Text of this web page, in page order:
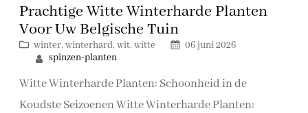
Prachtige Witte Winterharde Planten
Voor Uw Belgische Tuin
winter, winterhard, wit, witte
06 juni 2026
spinzen-planten
Witte Winterharde Planten: Schoonheid in de
Koudste Seizoenen Witte Winterharde Planten: